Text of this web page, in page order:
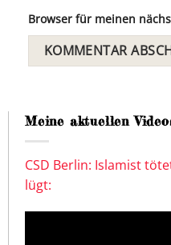
Browser für meinen
Meine aktuellen
CSD Berlin: Islamist
lügt: